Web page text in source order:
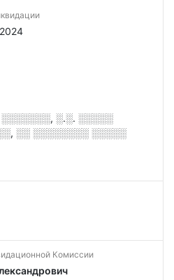
░.░. ░░░░░
░░ ░░░░░░░░ ░░░░░
Комиссии